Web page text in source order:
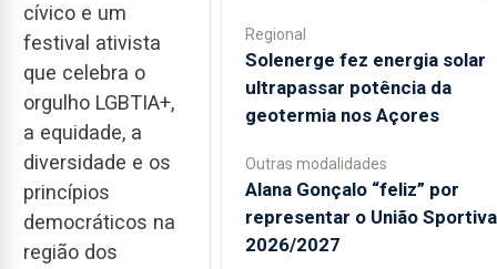
cívico e um
festival ativista
que celebra o
orgulho LGBTIA+,
a equidade, a
diversidade e os
princípios
democráticos na
região dos
Regional
Solenerge fez energia solar
ultrapassar potência da
geotermia nos Açores
Outras modalidades
Alana Gonçalo “feliz” por
representar o União
2026/2027